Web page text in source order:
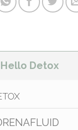
Hello Detox